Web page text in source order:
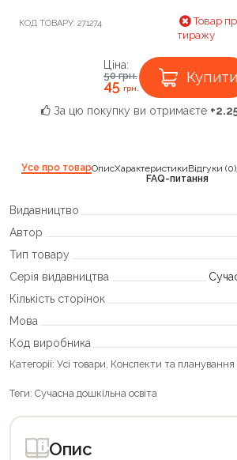
КОД ТОВАРУ: 271274
Товар
тиражу
Ціна:
50грн.
45грн.
Купити
За цю покупку ви отримаєте
Усе про товарОписХарактеристикиВідгуки (0)
FAQ-питання
Видавництво
Автор
Тип товару
Серія видавництва
Кількість сторінок
Мова
Код виробника
Категорії: Усі товари Конспекти та планування
Теги: Сучасна дошкільна освіта
Опис